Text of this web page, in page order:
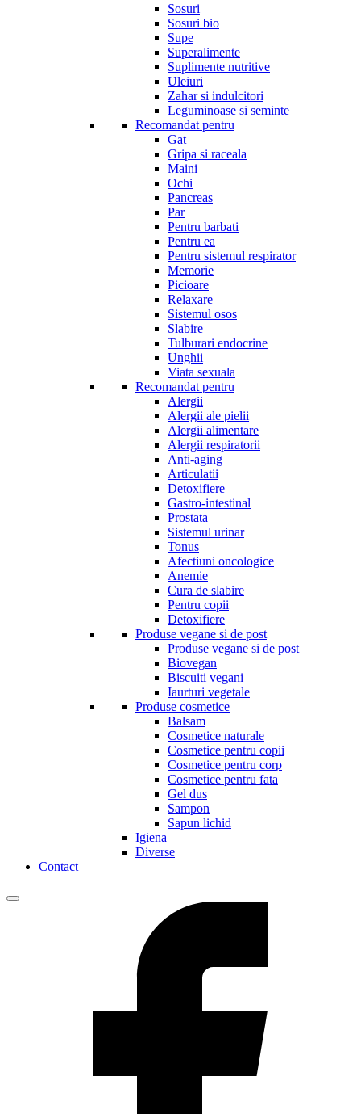
Sosuri
Sosuri bio
Supe
Superalimente
Suplimente nutritive
Uleiuri
Zahar si indulcitori
Leguminoase si seminte
Recomandat pentru
Gat
Gripa si raceala
Maini
Ochi
Pancreas
Par
Pentru barbati
Pentru ea
Pentru sistemul respirator
Memorie
Picioare
Relaxare
Sistemul osos
Slabire
Tulburari endocrine
Unghii
Viata sexuala
Recomandat pentru
Alergii
Alergii ale pielii
Alergii alimentare
Alergii respiratorii
Anti-aging
Articulatii
Detoxifiere
Gastro-intestinal
Prostata
Sistemul urinar
Tonus
Afectiuni oncologice
Anemie
Cura de slabire
Pentru copii
Detoxifiere
Produse vegane si de post
Produse vegane si de post
Biovegan
Biscuiti vegani
Iaurturi vegetale
Produse cosmetice
Balsam
Cosmetice naturale
Cosmetice pentru copii
Cosmetice pentru corp
Cosmetice pentru fata
Gel dus
Sampon
Sapun lichid
Igiena
Diverse
Contact